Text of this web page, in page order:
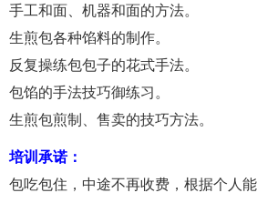
手工和面、机器和面的方法。
生煎包各种馅料的制作。
反复操练包包子的花式手法。
包馅的手法技巧御练习。
生煎包煎制、售卖的技巧方法。
培训承诺：
包吃包住，中途不再收费，根据个人